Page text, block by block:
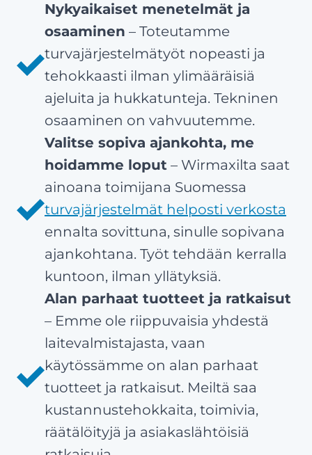
Nykyaikaiset menetelmät ja
osaaminen – Toteutamme
turvajärjestelmätyöt nopeasti ja
tehokkaasti ilman ylimääräisiä
ajeluita ja hukkatunteja. Tekninen
osaaminen on vahvuutemme.
Valitse sopiva ajankohta, me
hoidamme loput – Wirmaxilta saat
ainoana toimijana Suomessa
turvajärjestelmät helposti verkosta
ennalta sovittuna, sinulle sopivana
ajankohtana. Työt tehdään kerralla
kuntoon, ilman yllätyksiä.
Alan parhaat tuotteet ja ratkaisut
– Emme ole riippuvaisia yhdestä
laitevalmistajasta, vaan
käytössämme on alan parhaat
tuotteet ja ratkaisut. Meiltä saa
kustannustehokkaita, toimivia,
räätälöityjä ja asiakaslähtöisiä